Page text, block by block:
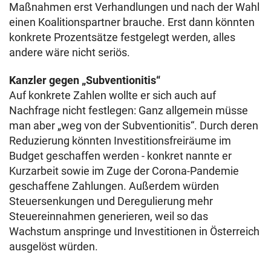
Maßnahmen erst Verhandlungen und nach der Wahl
einen Koalitionspartner brauche. Erst dann könnten
konkrete Prozentsätze festgelegt werden, alles
andere wäre nicht seriös.
Kanzler gegen „Subventionitis“
Auf konkrete Zahlen wollte er sich auch auf
Nachfrage nicht festlegen: Ganz allgemein müsse
man aber „weg von der Subventionitis“. Durch deren
Reduzierung könnten Investitionsfreiräume im
Budget geschaffen werden - konkret nannte er
Kurzarbeit sowie im Zuge der Corona-Pandemie
geschaffene Zahlungen. Außerdem würden
Steuersenkungen und Deregulierung mehr
Steuereinnahmen generieren, weil so das
Wachstum anspringe und Investitionen in Österreich
ausgelöst würden.